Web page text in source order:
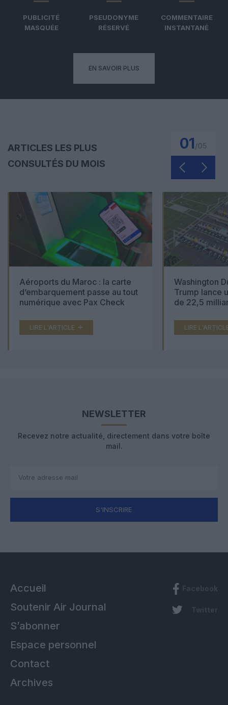
PUBLICITÉ
MASQUÉE
PSEUDONYME
RÉSERVÉ
COMMENTAIRE
INSTANTANÉ
EN SAVOIR PLUS
ARTICLES LES PLUS
CONSULTÉS DU MOIS
01
Aéroports du Maroc : la carte
d’embarquement passe au tout
numérique avec Pax Check
LIRE L'ARTICLE
Washington
Trump lance
de 22,5
LIRE
NEWSLETTER
Recevez notre actualité, directement dans votre boîte
mail.
S'INSCRIRE
Accueil
Soutenir Air Journal
S’abonner
Espace personnel
Contact
Archives